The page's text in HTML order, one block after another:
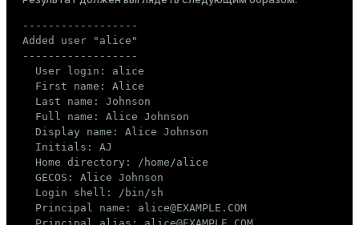
------------------
Added user "alice"
------------------
  User login: alice
  First name: Alice
  Last name: Johnson
  Full name: Alice Johnson
  Display name: Alice Johnson
  Initials: AJ
  Home directory: /home/alice
  GECOS: Alice Johnson
  Login shell: /bin/sh
  Principal name: alice@EXAMPLE.COM